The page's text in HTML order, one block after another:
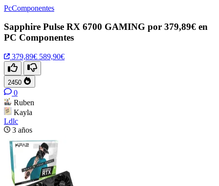
PcComponentes
Sapphire Pulse RX 6700 GAMING por 379,89€ en
PC Componentes
379,89€ 589,90€
2450
0
Ruben
Kayla
Ldlc
3 años